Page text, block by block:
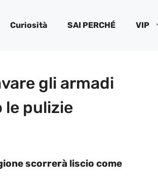
Curiosità SAI PERCHÉ VIP
gli armadi
le pulizie
scorrerà liscio come